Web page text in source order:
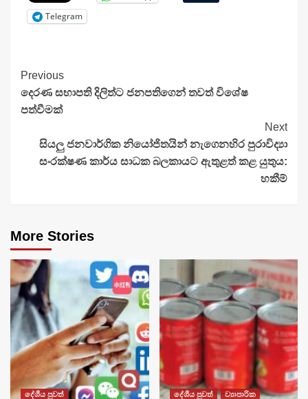
Telegram
Continue
Reading
Previous
දෙරණ සභාපති දිලිත්ට ජනපතිගෙන් තවත් විශේෂ
පත්වීමක්
Next
සියලු ජනවාර්ගික නියෝජිතයින් නැගෙනහිර පුරාවිද්‍යා
සංරක්ෂණ කාර්ය සාධක බලකායට ඇතුළත් කළ යුතුය:
හකීම්
More Stories
දේශීය පුවත් දේශීය පුවත් ව්‍යාපාරික